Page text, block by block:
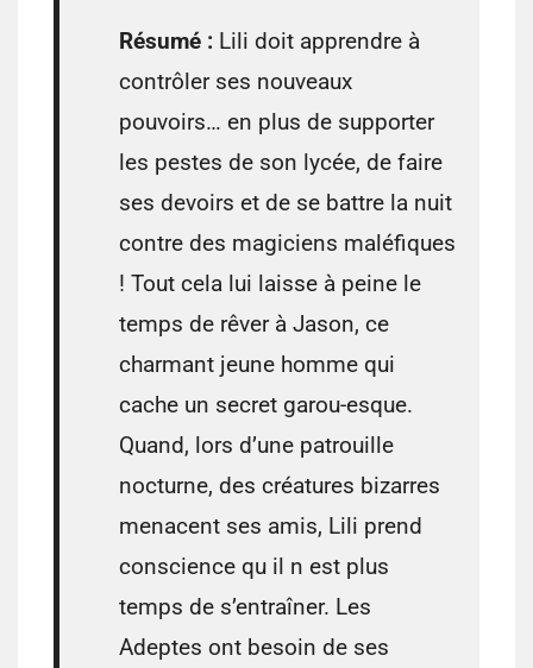
Résumé : Lili doit apprendre à
contrôler ses nouveaux
pouvoirs… en plus de supporter
les pestes de son lycée, de faire
ses devoirs et de se battre la nuit
contre des magiciens maléfiques
! Tout cela lui laisse à peine le
temps de rêver à Jason, ce
charmant jeune homme qui
cache un secret garou-esque.
Quand, lors d’une patrouille
nocturne, des créatures bizarres
menacent ses amis, Lili prend
conscience qu il n est plus
temps de s’entraîner. Les
Adeptes ont besoin de ses